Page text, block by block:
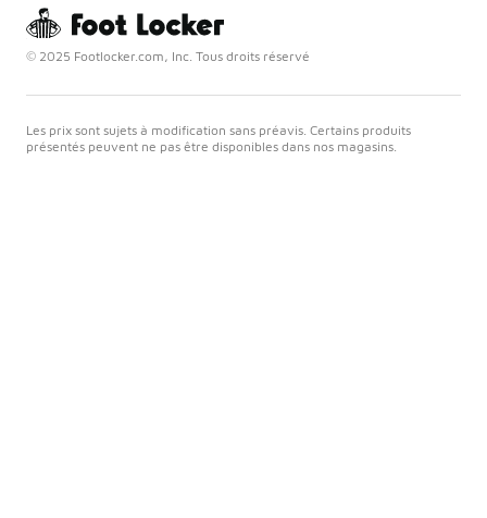
© 2025 Footlocker.com, Inc. Tous droits réservé
Les prix sont sujets à modification sans préavis. Certains produits
présentés peuvent ne pas être disponibles dans nos magasins.